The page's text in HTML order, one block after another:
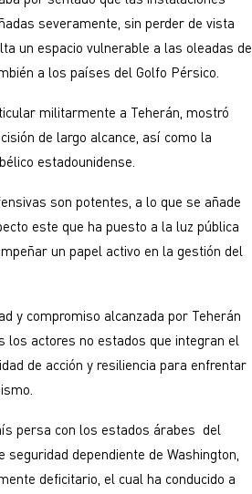
severamente, sin perder de vista
un espacio vulnerable a las oleadas de
a los países del Golfo Pérsico.
militarmente a Teherán, mostró
de largo alcance, así como la
estadounidense.
son potentes, a lo que se añade
este que ha puesto a la luz pública
un papel activo en la gestión del
y compromiso alcanzada por Teherán
los actores no estados que integran el
de acción y resiliencia para enfrentar
persa con los estados árabes del
dependiente de Washington,
deficitario, el cual ha conducido a